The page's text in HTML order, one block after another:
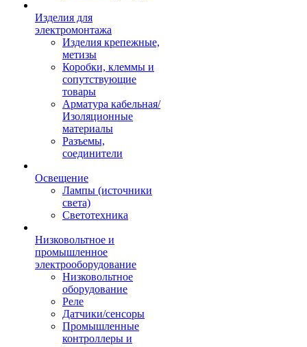
Изделия для
электромонтажа
Изделия крепежные,
метизы
Коробки, клеммы и
сопутствующие
товары
Арматура кабельная/
Изоляционные
материалы
Разъемы,
соединители
Освещение
Лампы (источники
света)
Светотехника
Низковольтное и
промышленное
электрооборудование
Низковольтное
оборудование
Реле
Датчики/сенсоры
Промышленные
контроллеры и